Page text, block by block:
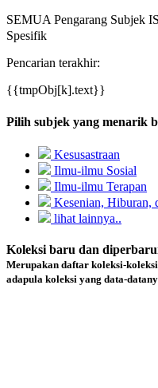
SEMUA Pengarang Subjek
Spesifik
Pencarian terakhir:
{{tmpObj[k].text}}
Pilih subjek yang menarik
Kesusastraan
Ilmu-ilmu Sosial
Ilmu-ilmu Terapan
Kesenian, Hiburan,
lihat lainnya..
Koleksi baru dan
Merupakan daftar koleksi-
adapula koleksi yang data-